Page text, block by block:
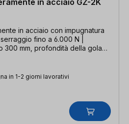
in acciaio con impugnatura
fino a 6.000 N |
300 mm, profondità della gola
in 1-2 giorni lavorativi